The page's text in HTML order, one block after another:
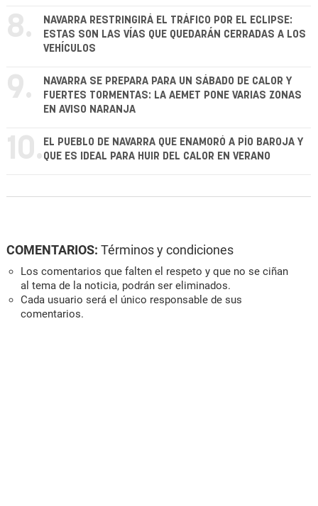
8.
NAVARRA RESTRINGIRÁ EL TRÁFICO POR EL ECLIPSE:
ESTAS SON LAS VÍAS QUE QUEDARÁN CERRADAS A LOS
VEHÍCULOS
9.
NAVARRA SE PREPARA PARA UN SÁBADO DE CALOR Y
FUERTES TORMENTAS: LA AEMET PONE VARIAS ZONAS
EN AVISO NARANJA
10. EL PUEBLO DE NAVARRA QUE ENAMORÓ A PÍO BAROJA Y
QUE ES IDEAL PARA HUIR DEL CALOR EN VERANO
COMENTARIOS: Términos y condiciones
Los comentarios que falten el respeto y que no se ciñan
al tema de la noticia, podrán ser eliminados.
Cada usuario será el único responsable de sus
comentarios.